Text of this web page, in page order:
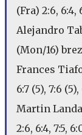
(Fra) 2:6, 6:4,
Alejandro
(Mon/16)
Frances
6:7 (5), 7:6 (5),
Martin
2:6, 6:4, 7:5,